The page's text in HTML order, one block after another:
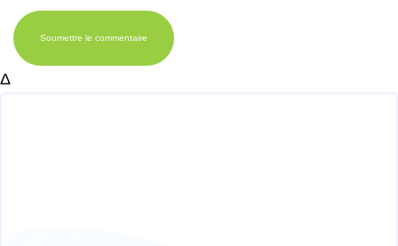
Soumettre le commentaire
Δ